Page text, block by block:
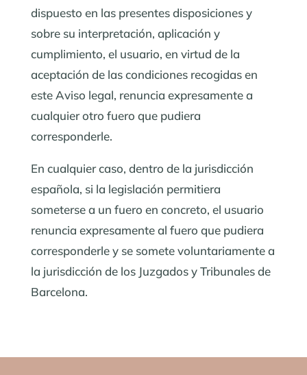
dispuesto en las presentes disposiciones y
sobre su interpretación, aplicación y
cumplimiento, el usuario, en virtud de la
aceptación de las condiciones recogidas en
este Aviso legal, renuncia expresamente a
cualquier otro fuero que pudiera
corresponderle.
En cualquier caso, dentro de la jurisdicción
española, si la legislación permitiera
someterse a un fuero en concreto, el usuario
renuncia expresamente al fuero que pudiera
corresponderle y se somete voluntariamente a
la jurisdicción de los Juzgados y Tribunales de
Barcelona.